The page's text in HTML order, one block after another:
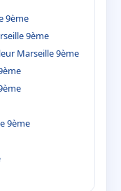
9ème
9ème
Marseille 9ème
9ème